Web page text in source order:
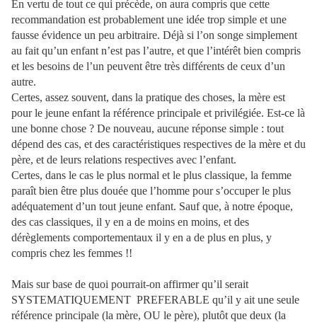
En vertu de tout ce qui précède, on aura compris que cette
recommandation est probablement une idée trop simple et une
fausse évidence un peu arbitraire. Déjà si l’on songe simplement
au fait qu’un enfant n’est pas l’autre, et que l’intérêt bien compris
et les besoins de l’un peuvent être très différents de ceux d’un
autre.
Certes, assez souvent, dans la pratique des choses, la mère est
pour le jeune enfant la référence principale et privilégiée. Est-ce là
une bonne chose ? De nouveau, aucune réponse simple : tout
dépend des cas, et des caractéristiques respectives de la mère et du
père, et de leurs relations respectives avec l’enfant.
Certes, dans le cas le plus normal et le plus classique, la femme
paraît bien être plus douée que l’homme pour s’occuper le plus
adéquatement d’un tout jeune enfant. Sauf que, à notre époque,
des cas classiques, il y en a de moins en moins, et des
dérèglements comportementaux il y en a de plus en plus, y
compris chez les femmes !!
Mais sur base de quoi pourrait-on affirmer qu’il serait
SYSTEMATIQUEMENT PREFERABLE qu’il y ait une seule
référence principale (la mère, OU le père), plutôt que deux (la